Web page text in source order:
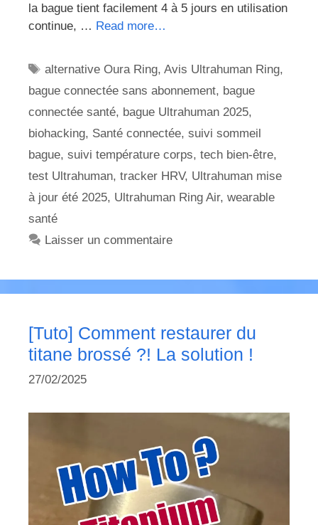
la bague tient facilement 4 à 5 jours en utilisation
continue, … Read more…
Étiquettes
alternative Oura Ring,Avis Ultrahuman Ring,
bague connectée sans abonnement, bague
connectée santé, bague Ultrahuman 2025,
biohacking, Santé connectée, suivi sommeil
bague, suivi température corps, tech bien-être,
test Ultrahuman, tracker HRV, Ultrahuman mise
à jour été 2025, Ultrahuman Ring Air, wearable
santé
Laisser un commentaire
[Tuto] Comment restaurer du
titane brossé ?! La solution !
27/02/2025